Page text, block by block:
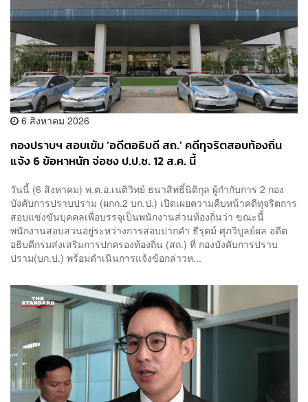
6 สิงหาคม 2026
กองปราบฯ สอบเข้ม ‘อดีตอธิบดี สถ.’ คดีทุจริตสอบท้องถิ่น
แจ้ง 6 ข้อหาหนัก จ่อชง ป.ป.ช. 12 ส.ค. นี้
วันนี้ (6 สิงหาคม) พ.ต.อ.เนติวิทย์ ธนาสิทธิ์นิติกุล ผู้กำกับการ 2 กอง
บังคับการปราบปราม (ผกก.2 บก.ป.) เปิดเผยความคืบหน้าคดีทุจริตการ
สอบแข่งขันบุคคลเพื่อบรรจุเป็นพนักงานส่วนท้องถิ่นว่า ขณะนี้
พนักงานสอบสวนอยู่ระหว่างการสอบปากคำ ธีรุตม์ ศุภวิบูลย์ผล อดีต
อธิบดีกรมส่งเสริมการปกครองท้องถิ่น (สถ.) ที่ กองบังคับการปราบ
ปราม(บก.ป.) พร้อมดำเนินการแจ้งข้อกล่าวห...